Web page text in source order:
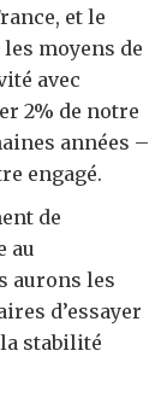
et le
moyens de
avec
2% de notre
années –
engagé.
de
au
aurons les
d’essayer
stabilité